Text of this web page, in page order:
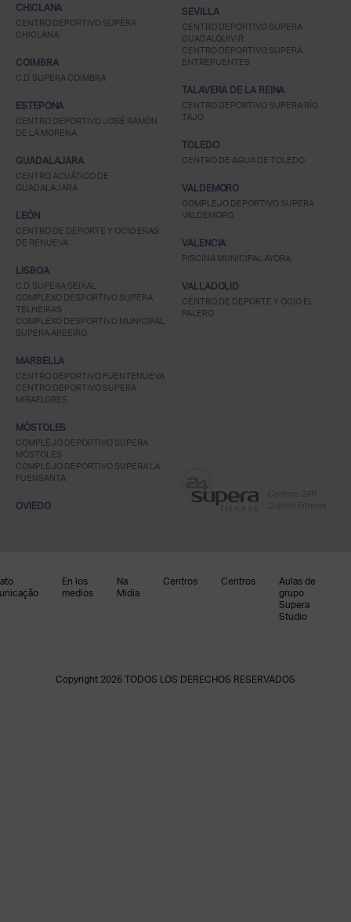
CHICLANA
CENTRO DEPORTIVO SUPERA
CHICLANA
COIMBRA
C.D. SUPERA COIMBRA
ESTEPONA
CENTRO DEPORTIVO JOSÉ RAMÓN
DE LA MORENA
GUADALAJARA
CENTRO ACUÁTICO DE
GUADALAJARA
LEÓN
CENTRO DE DEPORTE Y OCIO ERAS
DE RENUEVA
LISBOA
C.D. SUPERA SEIXAL
COMPLEXO DESPORTIVO SUPERA
TELHEIRAS
COMPLEXO DESPORTIVO MUNICIPAL
SUPERA AREEIRO
MARBELLA
CENTRO DEPORTIVO FUENTENUEVA
CENTRO DEPORTIVO SUPERA
MIRAFLORES
MÓSTOLES
COMPLEJO DEPORTIVO SUPERA
MÓSTOLES
COMPLEJO DEPORTIVO SUPERA LA
FUENSANTA
OVIEDO
SEVILLA
CENTRO DEPORTIVO SUPERA
GUADALQUIVIR
CENTRO DEPORTIVO SUPERA
ENTREPUENTES
TALAVERA DE LA REINA
CENTRO DEPORTIVO SUPERA RÍO
TAJO
TOLEDO
CENTRO DE AGUA DE TOLEDO
VALDEMORO
COMPLEJO DEPORTIVO SUPERA
VALDEMORO
VALENCIA
PISCINA MUNICIPAL AYORA
VALLADOLID
CENTRO DE DEPORTE Y OCIO EL
PALERO
En los
medios
Na
Midia
Centros Centros
Aulas de
grupo
Supera
Studio
Copyright 2026 TODOS LOS DERECHOS RESERVADOS